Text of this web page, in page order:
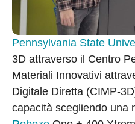
Pennsylvania State
3D attraverso il Centro
Materiali Innovativi
Digitale Diretta (CIMP-
capacità scegliendo una